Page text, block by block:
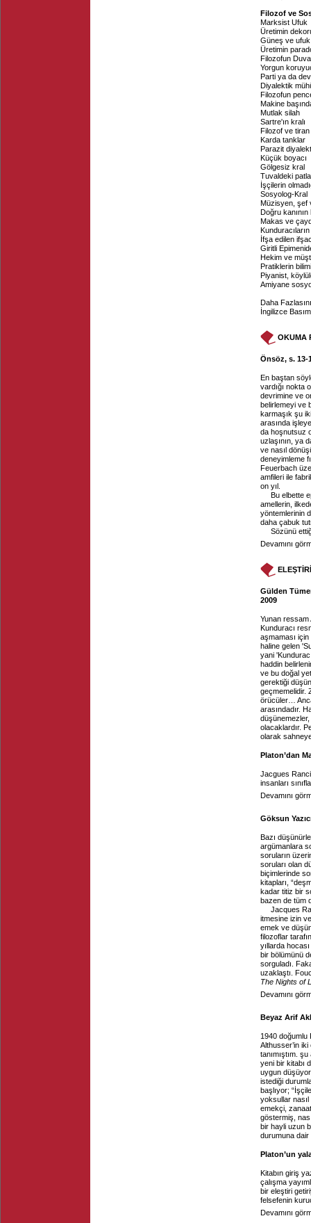
Filozof ve
Marksist Ufuk
Üretimin
Güneş ve ufuk
Üretimin
Filozofun
Yorgun
Parti ya da
Diyalektik
Filozofun
Makine
Mutlak silah
Sartre'ın kralı
Filozof ve tiran
Karda tanklar
Parazit
Küçük boyacı
Gölgesiz kral
Tuvaldeki
İşçilerin
Sosyolog-Kral
Müzisyen, şef
Doğru kanının
Makas ve
İfşa edilen
Giritli
Hekim ve
Pratiklerin bilimi
Piyanist,
Amiyane
Daha
İngilizce
OKUMA
Önsöz, s. 13-
En baştan
vardığı nokta
devrimine ve
belirlemeyi ve
karmaşık şu
arasında
da hoşnutsuz
uzlaşının, ya
ve nasıl
deneyimleme
Feuerbach
amfileri ile
on yıl.
Bu elbette
amellerin,
yöntemlerinin
daha çabuk
Sözünü
Devamını
Gülden
2009
Yunan ressam
Kunduracı
aşmaması
haline gelen
yani
haddin
ve bu doğal
gerektiği
geçmemelidir.
örücüler…
arasındadır.
olacaklardır.
olarak
Platon’dan
Jacgues
insanları
Devamını
Göksun
Bazı
argümanlara
soruların
soruları olan
biçimlerinde
kitapları,
kadar titiz bir
bazen de tüm
Jacques
itmesine izin
emek ve
filozoflar
yıllarda
bir bölümünü
sorguladı.
uzaklaştı.
The Nights of
Devamını
Beyaz Arif
1940 doğumlu
Althusser’in
tanımıştım.
yeni bir kitabı
uygun
istediği
başlıyor;
yoksullar
emekçi,
göstermiş,
bir hayli uzun
durumuna
Platon’un
Kitabın giriş
çalışma
bir eleştiri
felsefenin
Devamını